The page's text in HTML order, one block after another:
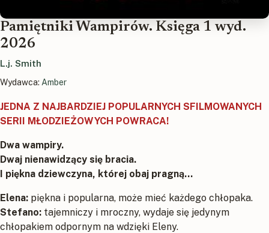
Pamiętniki Wampirów. Księga 1 wyd.
2026
L.j. Smith
Wydawca: Amber
JEDNA Z NAJBARDZIEJ POPULARNYCH SFILMOWANYCH
SERII MŁODZIEŻOWYCH POWRACA!
Dwa wampiry.
Dwaj nienawidzący się bracia.
I piękna dziewczyna, której obaj pragną...
Elena: piękna i popularna, może mieć każdego chłopaka.
Stefano: tajemniczy i mroczny, wydaje się jedynym
chłopakiem odpornym na wdzięki Eleny.